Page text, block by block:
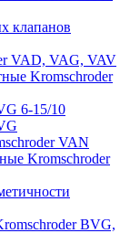
клапанов
VAD, VAG, VAV
Kromschroder
6-15/10
VAN
Kromschroder
BVG,